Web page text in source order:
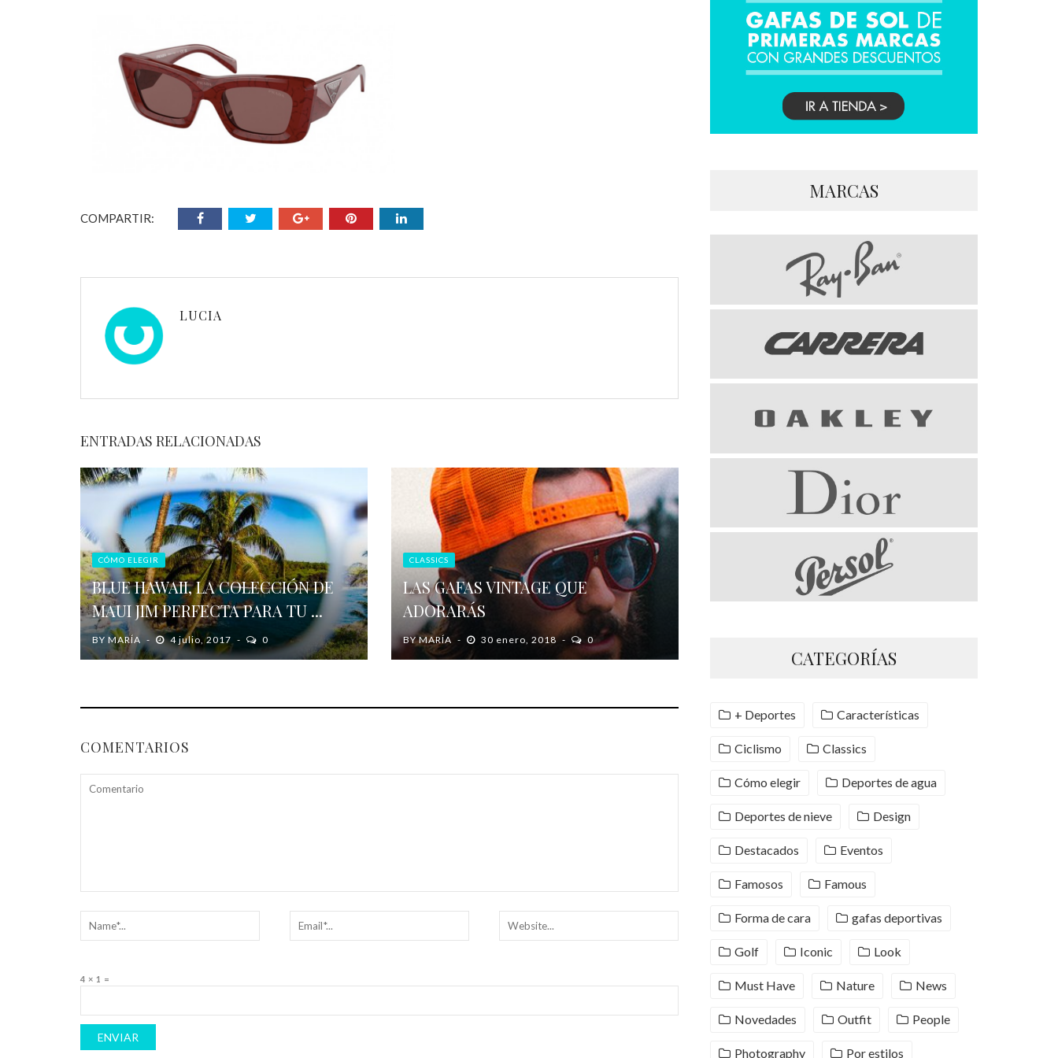
COMPARTIR:
LUCIA
ENTRADAS RELACIONADAS
CÓMO ELEGIR
BLUE HAWAII, LA COLECCIÓN DE
MAUI JIM PERFECTA PARA TU ...
BY MARÍA 4 julio, 2017 0
CLASSICS
LAS GAFAS VINTAGE QUE
ADORARÁS
BYMARÍA 30 enero, 2018 0
COMENTARIOS
4 × 1 =
MARCAS
CATEGORÍAS
+ Deportes Características
Ciclismo Classics
Cómo elegir Deportes de agua
Deportes de nieve Design
Destacados Eventos
Famosos Famous
Forma de cara gafas deportivas
Golf Iconic Look
Must Have Nature News
Novedades Outfit People
Photography Por estilos